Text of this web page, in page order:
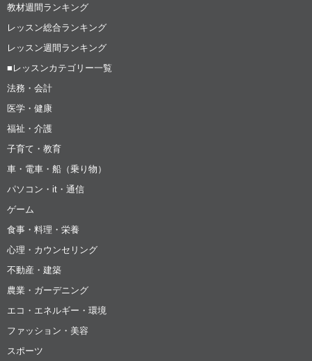
教材週間ランキング
レッスン総合ランキング
レッスン週間ランキング
■レッスンカテゴリー一覧
法務・会計
医学・健康
福祉・介護
子育て・教育
車・電車・船（乗り物）
パソコン・it・通信
ゲーム
食事・料理・栄養
心理・カウンセリング
不動産・建築
農業・ガーデニング
エコ・エネルギー・環境
ファッション・美容
スポーツ